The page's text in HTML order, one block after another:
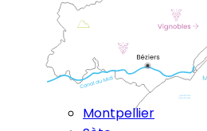
Montpellier